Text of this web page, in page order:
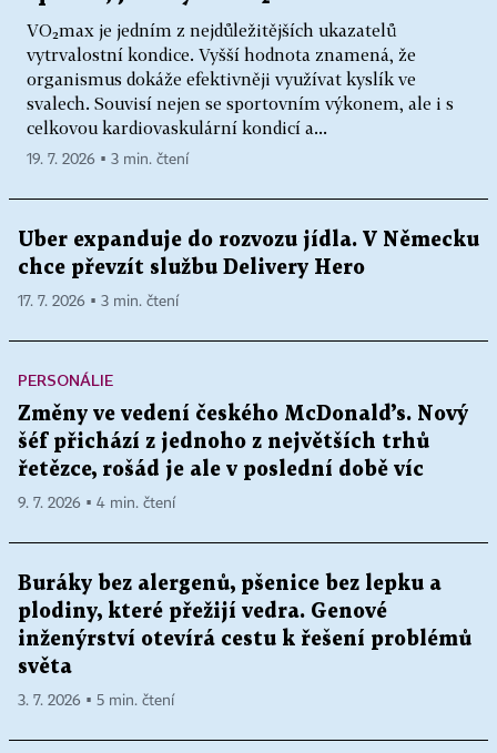
VO₂max je jedním z nejdůležitějších ukazatelů
vytrvalostní kondice. Vyšší hodnota znamená, že
organismus dokáže efektivněji využívat kyslík ve
svalech. Souvisí nejen se sportovním výkonem, ale i s
celkovou kardiovaskulární kondicí a...
19. 7. 2026 ▪ 3 min. čtení
Uber expanduje do rozvozu jídla. V Německu
chce převzít službu Delivery Hero
17. 7. 2026 ▪ 3 min. čtení
PERSONÁLIE
Změny ve vedení českého McDonald’s. Nový
šéf přichází z jednoho z největších trhů
řetězce, rošád je ale v poslední době víc
9. 7. 2026 ▪ 4 min. čtení
Buráky bez alergenů, pšenice bez lepku a
plodiny, které přežijí vedra. Genové
inženýrství otevírá cestu k řešení problémů
světa
3. 7. 2026 ▪ 5 min. čtení